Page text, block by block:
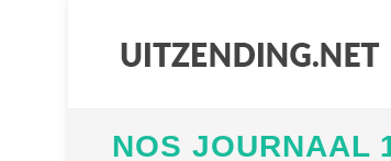
NOS JOURNAAL